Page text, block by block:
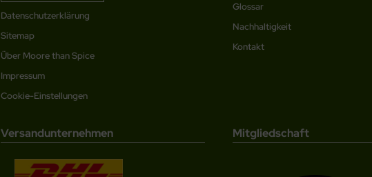
Datenschutzerklärung
Sitemap
Über Moore than Spice
Impressum
Cookie-Einstellungen
Glossar
Nachhaltigkeit
Kontakt
Versandunternehmen Mitgliedschaft